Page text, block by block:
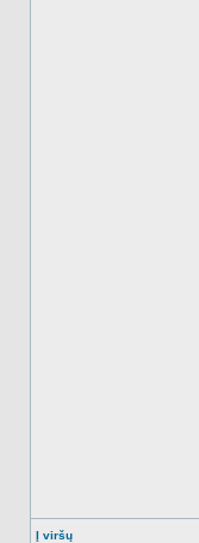
Į viršų